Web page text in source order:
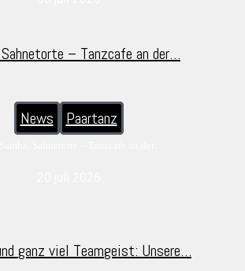
News Paartanz